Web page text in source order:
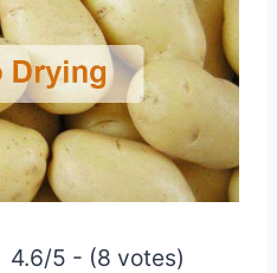
4.6/5 - (8 votes)